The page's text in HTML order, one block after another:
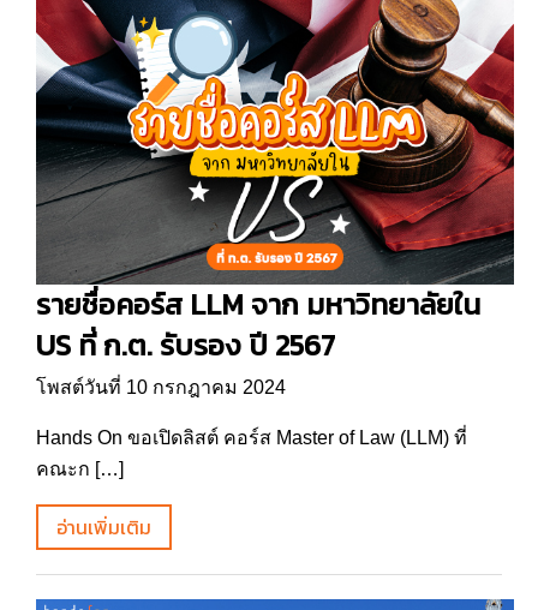
รายชื่อคอร์ส LLM จาก มหาวิทยาลัยใน
US ที่ ก.ต. รับรอง ปี 2567
โพสต์วันที่ 10 กรกฎาคม 2024
Hands On ขอเปิดลิสต์ คอร์ส Master of Law (LLM) ที่
คณะก […]
อ่านเพิ่มเติม